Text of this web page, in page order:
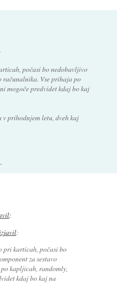
počasi bo nedobavljivo
računalnika. Vse prihaja po
mogoče predvidet kdaj bo kaj
v prihodnjem letu, dveh kaj
:
:
pri karticah, počasi bo
za sestavo
kapljicah, randomly,
kdaj bo kaj na